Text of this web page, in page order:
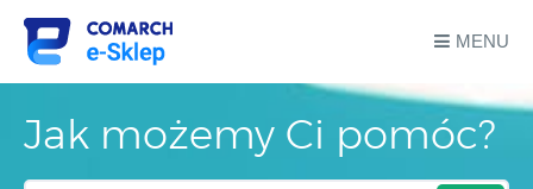
MENU
Jak możemy Ci pomóc?